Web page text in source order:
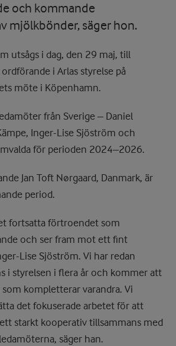
och kommande
mjölkbönder, säger hon.
utsågs i dag, den 29 maj, till
i Arlas styrelse på
möte i Köpenhamn.
från Sverige – Daniel
Inger-Lise Sjöström och
för perioden 2024–2026.
Jan Toft Nørgaard, Danmark, är
period.
fortsatta förtroendet som
och ser fram mot ett fint
Lise Sjöström. Vi har redan
i styrelsen i flera år och kommer att
kompletterar varandra. Vi
det fokuserade arbetet för att
starkt kooperativ tillsammans med
säger han.